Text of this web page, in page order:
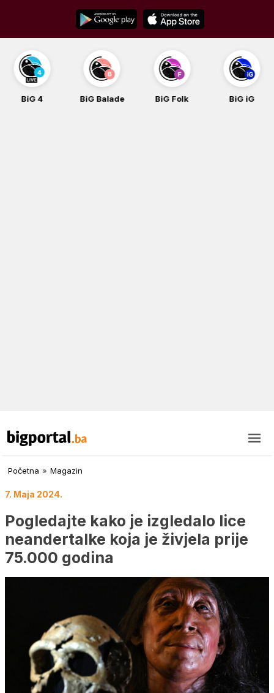
content
BiG 4 BiG Balade BiG Folk BiG iG
Početna » Magazin
7. Maja 2024.
Pogledajte kako je izgledalo lice
neandertalke koja je živjela prije
75.000 godina